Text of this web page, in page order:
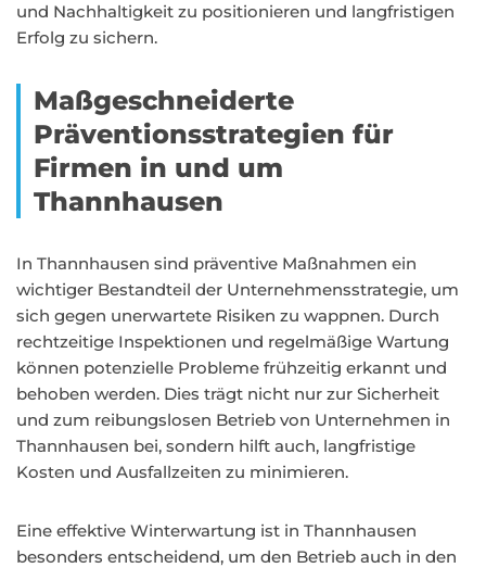
und Nachhaltigkeit zu positionieren und langfristigen
Erfolg zu sichern.
Maßgeschneiderte
Präventionsstrategien für
Firmen in und um
Thannhausen
In Thannhausen sind präventive Maßnahmen ein
wichtiger Bestandteil der Unternehmensstrategie, um
sich gegen unerwartete Risiken zu wappnen. Durch
rechtzeitige Inspektionen und regelmäßige Wartung
können potenzielle Probleme frühzeitig erkannt und
behoben werden. Dies trägt nicht nur zur Sicherheit
und zum reibungslosen Betrieb von Unternehmen in
Thannhausen bei, sondern hilft auch, langfristige
Kosten und Ausfallzeiten zu minimieren.
Eine effektive Winterwartung ist in Thannhausen
besonders entscheidend, um den Betrieb auch in den